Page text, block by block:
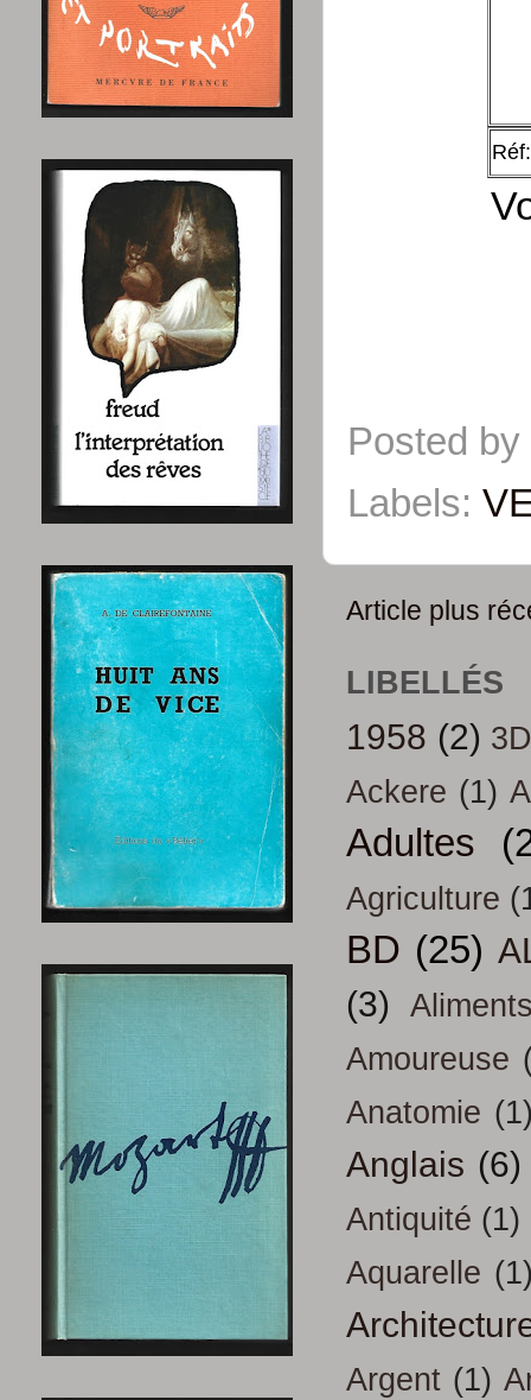
Posted by
Labels:
Article plus
LIBELLÉS
1958 (2)
Ackere (1)
Adultes
Agriculture
BD (25)
(3)
Amoureuse
Anatomie
Anglais (6)
Antiquité (1)
Aquarelle
Argent (1)